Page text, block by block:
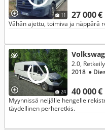
11 27 000 €
Vähän ajettu, toimiva ja näppärä
24 40 000 €
2.0,
2018 ●
Myynnissä neljälle hengelle
täydellinen perheretkis.